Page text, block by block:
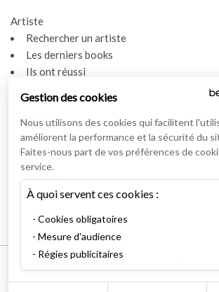
Artiste
Rechercher un artiste
Les derniers books
Ils ont réussi
Actualités
Actualités
Vidéos
Interviews
Nos interviews
Mentions légales
Gestion des cookies
Nous utilisons des cookies qui facilitent
améliorent la performance et la sécurité du
Faites-nous part de vos préférences de
service.
À quoi servent ces cookies :
Cookies obligatoires
Mesure d'audience
Régies publicitaires